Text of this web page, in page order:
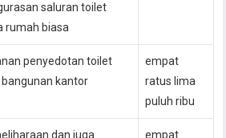
saluran toilet
rumah biasa
penyedotan toilet
bangunan kantor
empat
ratus lima
puluh ribu
dan juga
empat